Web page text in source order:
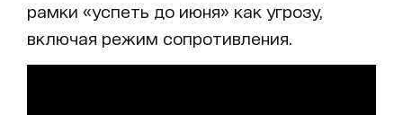
рамки «успеть до июня» как угрозу,
включая режим сопротивления.